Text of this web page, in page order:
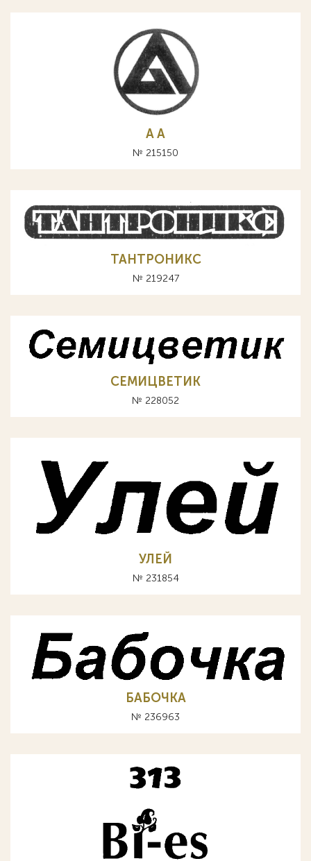
A А
№ 215150
ТАНТРОНИКС
№ 219247
СЕМИЦВЕТИК
№ 228052
УЛЕЙ
№ 231854
БАБОЧКА
№ 236963